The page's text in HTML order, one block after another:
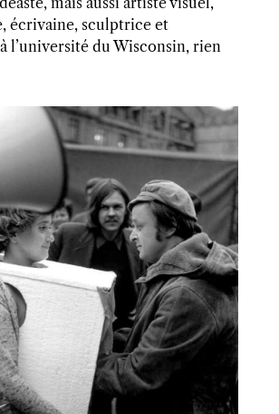
écrivaine, sculptrice et
l’université du Wisconsin, rien